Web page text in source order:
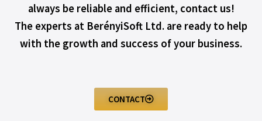
always be reliable and efficient, contact us!
The experts at BerényiSoft Ltd. are ready to help
with the growth and success of your business.
CONTACT